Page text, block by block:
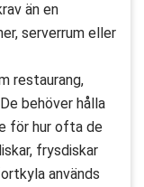
än en
serverrum eller
restaurang,
behöver hålla
för hur ofta de
frysdiskar
används